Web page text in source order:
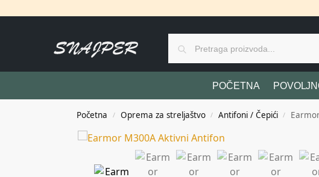
POČETNA
Početna / Oprema za streljaštvo / Antifoni / Čepići /